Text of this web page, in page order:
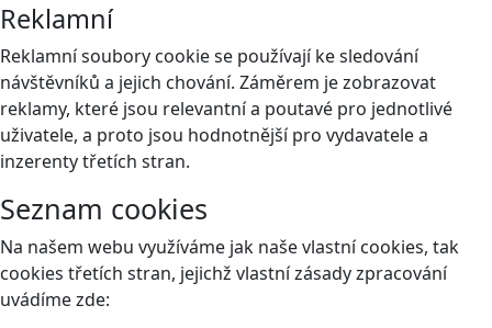
Reklamní
Reklamní soubory cookie se používají ke sledování
návštěvníků a jejich chování. Záměrem je zobrazovat
reklamy, které jsou relevantní a poutavé pro jednotlivé
uživatele, a proto jsou hodnotnější pro vydavatele a
inzerenty třetích stran.
Seznam cookies
Na našem webu využíváme jak naše vlastní cookies, tak
cookies třetích stran, jejichž vlastní zásady zpracování
uvádíme zde: